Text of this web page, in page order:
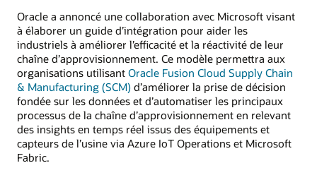
Oracle a annoncé une collaboration avec Microsoft visant
à élaborer un guide d’intégration pour aider les
industriels à améliorer l’efficacité et la réactivité de leur
chaîne d’approvisionnement. Ce modèle permettra aux
organisations utilisant Oracle Fusion Cloud Supply Chain
& Manufacturing (SCM) d’améliorer la prise de décision
fondée sur les données et d’automatiser les principaux
processus de la chaîne d’approvisionnement en relevant
des insights en temps réel issus des équipements et
capteurs de l’usine via Azure IoT Operations et Microsoft
Fabric.